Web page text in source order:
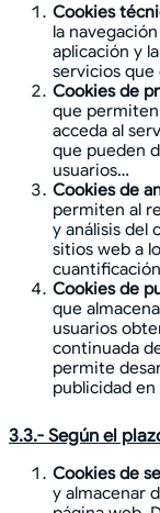
Cookies
la
aplicación y
servicios que
Cookies de
que
acceda al
que pueden
usuarios…
Cookies de
permiten al
y análisis del
sitios web a
Cookies de
que
usuarios
continuada
permite
publicidad
3.3.- Según el
Cookies de
y almacenar